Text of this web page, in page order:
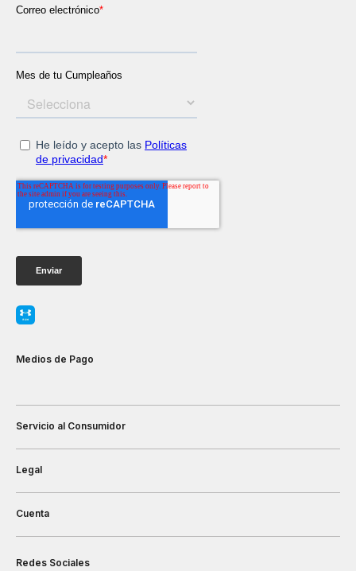
Medios de Pago
Servicio al Consumidor
Legal
Cuenta
Redes Sociales